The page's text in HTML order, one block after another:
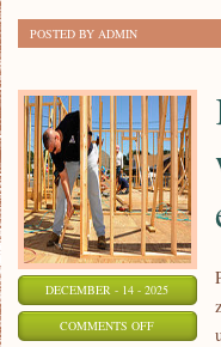
NIE
KAŻDY
DOBRY
W
POSTED BY ADMIN
DECEMBER - 14 - 2025
COMMENTS OFFON